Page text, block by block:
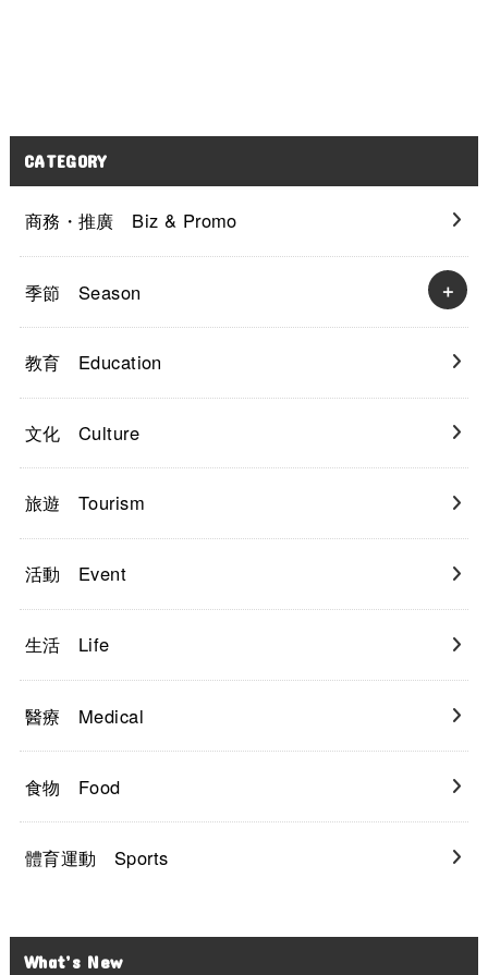
CATEGORY
商務・推廣 Biz & Promo
季節 Season
教育 Education
文化 Culture
旅遊 Tourism
活動 Event
生活 Life
醫療 Medical
食物 Food
體育運動 Sports
What’s New